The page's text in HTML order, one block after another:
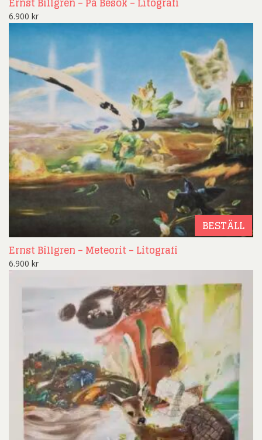
6.900 kr
BESTÄLL
Ernst Billgren – Meteorit – Litografi
6.900 kr